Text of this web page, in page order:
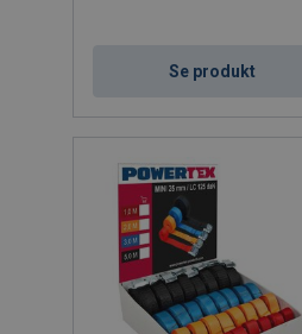
Se produkt